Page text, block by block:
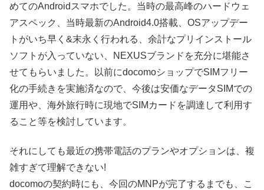
めてのAndroidスマホでした。当時の最高峰のハードウェ
アスペック、当時最新のAndroid4.0搭載、OSアップデー
トがいち早く&末永く行われる、余計なプリインストール
ソフトが入っていない、NEXUSブランドを充分に堪能さ
せてもらいました。以前にdocomoショップでSIMフリー
化の手続きを実施済なので、今後は安価なデータSIMでの
運用や、海外旅行時に現地でSIMカードを調達して利用す
ること等を検討しています。
それにしても最近の携帯電話のプランやオプションは、複
雑すぎて理解できない!
docomoの契約時にも、今回のMNPが完了するまでも、こ